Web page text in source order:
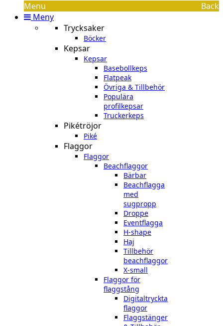
Menu
Back
Meny
Trycksaker
Böcker
Kepsar
Kepsar
Basebollkeps
Flatpeak
Övriga & Tillbehör
Populära
profilkepsar
Truckerkeps
Pikétröjor
Piké
Flaggor
Flaggor
Beachflaggor
Bärbar
Beachflagga
med
sugpropp
Droppe
Eventflagga
H-shape
Haj
Tillbehör
beachflaggor
X-small
Flaggor för
flaggstång
Digitaltryckta
flaggor
Flaggstänger